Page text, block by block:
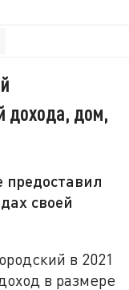
дохода, дом,
своей
в 2021
в размере